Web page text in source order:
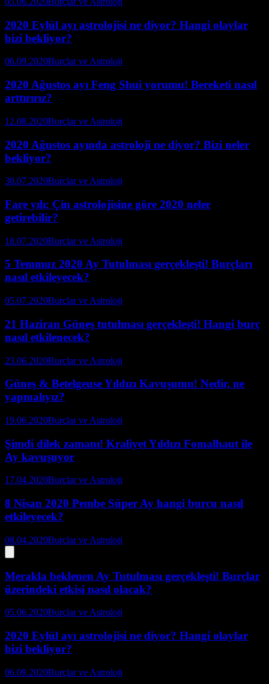
2020 Eylül ayı astrolojisi ne diyor? Hangi olaylar
bizi bekliyor?
06.09.2020Burçlar ve Astroloji
2020 Ağustos ayı Feng Shui yorumu! Bereketi nasıl
arttırırız?
12.08.2020Burçlar ve Astroloji
2020 Ağustos ayında astroloji ne diyor? Bizi neler
bekliyor?
30.07.2020Burçlar ve Astroloji
Fare yılı: Çin astrolojisine göre 2020 neler
getirebilir?
18.07.2020Burçlar ve Astroloji
5 Temmuz 2020 Ay Tutulması gerçekleşti! Burçları
nasıl etkileyecek?
05.07.2020Burçlar ve Astroloji
21 Haziran Güneş tutulması gerçekleşti! Hangi burç
nasıl etkilenecek?
23.06.2020Burçlar ve Astroloji
Güneş & Betelgeuse Yıldızı Kavuşumu! Nedir, ne
yapmalıyız?
19.06.2020Burçlar ve Astroloji
Şimdi dilek zamanı! Kraliyet Yıldızı Fomalhaut ile
Ay kavuşuyor
17.04.2020Burçlar ve Astroloji
8 Nisan 2020 Pembe Süper Ay hangi burcu nasıl
etkileyecek?
08.04.2020Burçlar ve Astroloji
Merakla beklenen Ay Tutulması gerçekleşti! Burçlar
üzerindeki etkisi nasıl olacak?
05.06.2020Burçlar ve Astroloji
2020 Eylül ayı astrolojisi ne diyor? Hangi olaylar
bizi bekliyor?
06.09.2020Burçlar ve Astroloji